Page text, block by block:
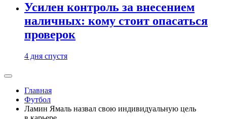
Усилен контроль за внесением
наличных: кому стоит опасаться
проверок
4 дня спустя
Главная
Футбол
Ламин Ямаль назвал свою индивидуальную цель